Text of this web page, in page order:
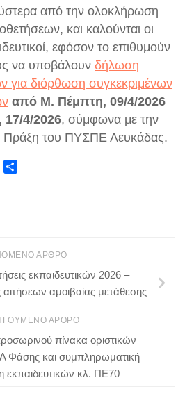
από την ολοκλήρωση
και καλούνται οι
εφόσον το επιθυμούν
να υποβάλουν δήλωση
για διόρθωση συγκεκριμένων
από Μ. Πέμπτη, 09/4/2026
17/4/2026, σύμφωνα με την
Πράξη του ΠΥΣΠΕ Λευκάδας.
PrintFriendly
ΆΡΘΡΟ
εκπαιδευτικών 2026 –
αμοιβαίας μετάθεσης
ΆΡΘΡΟ
πίνακα οριστικών
Φάσης και συμπληρωματική
εκπαιδευτικών κλ. ΠΕ70